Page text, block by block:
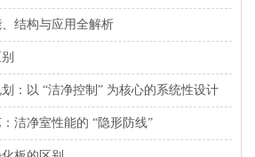
结构与应用全解析
：以 “洁净控制” 为核心的系统性设计
洁净室性能的 “隐形防线”